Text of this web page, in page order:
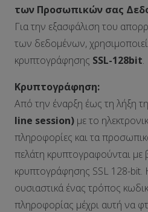
των Προσωπικών σας
Για την εξασφάλιση του
των δεδομένων,
κρυπτογράφησης SSL-128bit.
Κρυπτογράφηση:
Από την έναρξη έως τη λήξη
line session) με το
πληροφορίες και τα
πελάτη κρυπτογραφούνται
κρυπτογράφησης SSL 128-bit.
ουσιαστικά ένας τρόπος
πληροφορίας μέχρι αυτή να